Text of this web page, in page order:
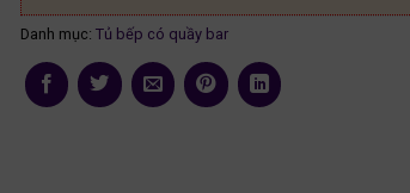
Danh mục: Tủ bếp có quầy bar